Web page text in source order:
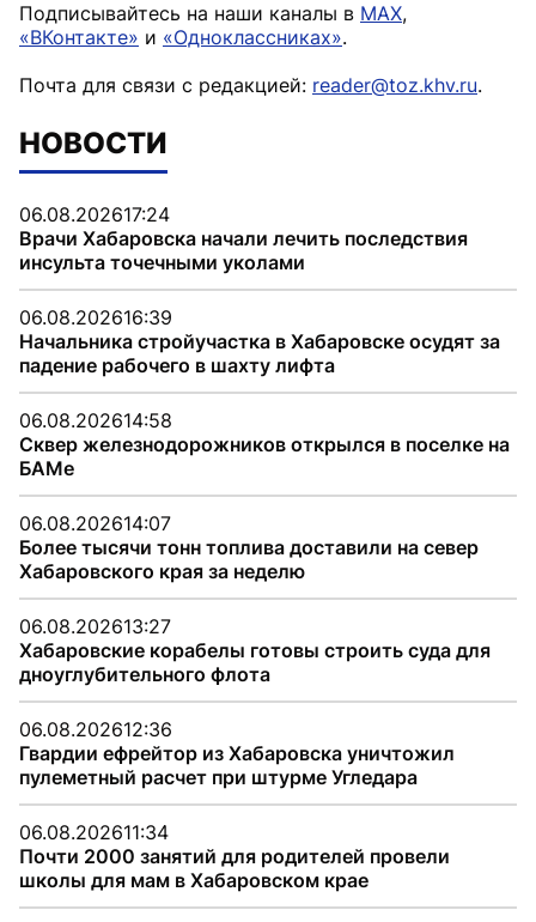
Подписывайтесь на наши каналы в MAX,
«ВКонтакте» и «Одноклассниках».
Почта для связи с редакцией: reader@toz.khv.ru.
НОВОСТИ
06.08.202617:24
Врачи Хабаровска начали лечить последствия
инсульта точечными уколами
06.08.202616:39
Начальника стройучастка в Хабаровске осудят за
падение рабочего в шахту лифта
06.08.202614:58
Сквер железнодорожников открылся в поселке на
БАМе
06.08.202614:07
Более тысячи тонн топлива доставили на север
Хабаровского края за неделю
06.08.202613:27
Хабаровские корабелы готовы строить суда для
дноуглубительного флота
06.08.202612:36
Гвардии ефрейтор из Хабаровска уничтожил
пулеметный расчет при штурме Угледара
06.08.202611:34
Почти 2000 занятий для родителей провели
школы для мам в Хабаровском крае